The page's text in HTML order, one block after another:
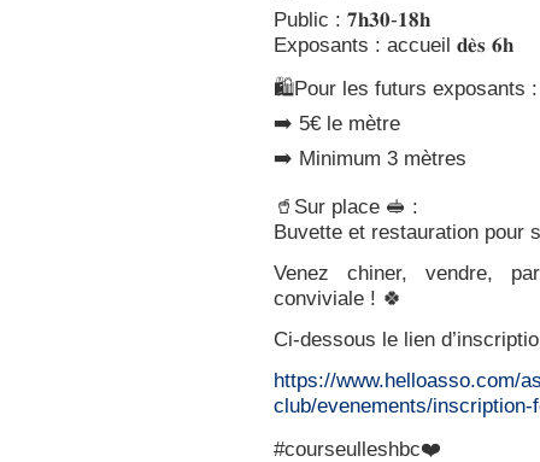
Public : 𝟕𝐡𝟑𝟎-𝟏𝟖𝐡
Exposants : accueil 𝐝𝐞̀𝐬 𝟔𝐡
🛍️Pour les futurs exposants :
➡️ 5€ le mètre
➡️ Minimum 3 mètres
🥤Sur place 🥪 :
Buvette et restauration pour
Venez chiner, vendre,
conviviale ! 🍀
Ci-dessous le lien
https://www.helloasso.com/
club/evenements/
#courseulleshbc❤️